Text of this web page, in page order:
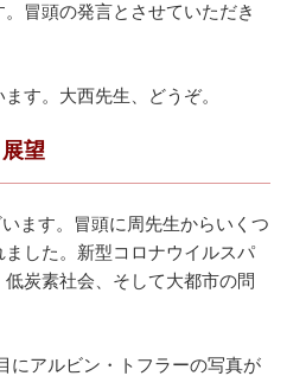
冒頭の発言とさせていただき
す。大西先生、どうぞ。
望
ます。冒頭に周先生からいくつ
した。新型コロナウイルスパ
炭素社会、そして大都市の問
にアルビン・トフラーの写真が